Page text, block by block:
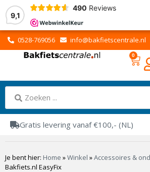
9,1
490 Reviews
0528-769056 info@bakfietscentrale.nl
0
Gratis levering vanaf €100,- (NL)
Je bent hier: Home »Winkel »Accessoires &
Bakfiets.nl EasyFix